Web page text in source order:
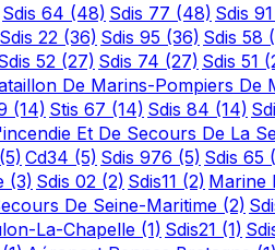
Sdis 64 (48) Sdis 77 (48) Sdis 91
Sdis 22 (36) Sdis 95 (36) Sdis 58
52 (27) Sdis 74 (27) Sdis 51
De Marins-Pompiers De
(14) Stis 67 (14) Sdis 84 (14)
Et De Secours De La
(5) Cd34 (5) Sdis 976 (5) Sdis 65
(3) Sdis 02 (2) Sdis11 (2) Marine
De Seine-Maritime (2)
La-Chapelle (1) Sdis21 (1)